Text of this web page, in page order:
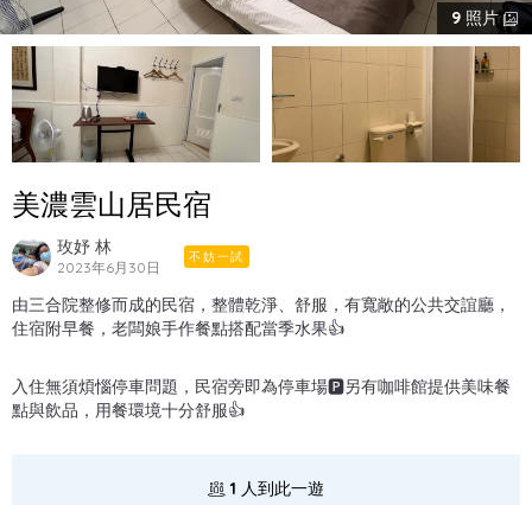
9 照片
美濃雲山居民宿
玫妤 林
2023年6月30日
不妨一試
由三合院整修而成的民宿，整體乾淨、舒服，有寬敞的公共交誼廳，
住宿附早餐，老闆娘手作餐點搭配當季水果👍
入住無須煩惱停車問題，民宿旁即為停車場🅿️另有咖啡館提供美味餐
點與飲品，用餐環境十分舒服👍
1 人到此一遊